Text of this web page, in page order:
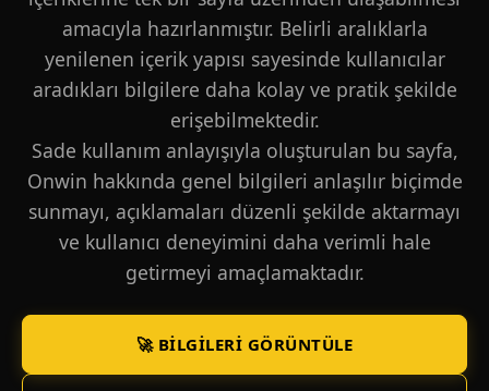
amacıyla hazırlanmıştır. Belirli aralıklarla
yenilenen içerik yapısı sayesinde kullanıcılar
aradıkları bilgilere daha kolay ve pratik şekilde
erişebilmektedir.
Sade kullanım anlayışıyla oluşturulan bu sayfa,
Onwin hakkında genel bilgileri anlaşılır biçimde
sunmayı, açıklamaları düzenli şekilde aktarmayı
ve kullanıcı deneyimini daha verimli hale
getirmeyi amaçlamaktadır.
🚀 BILGILERI GÖRÜNTÜLE